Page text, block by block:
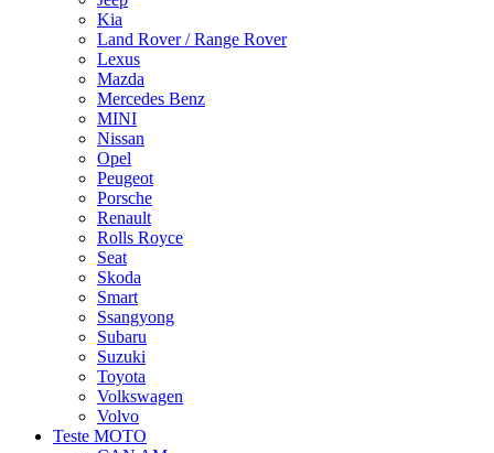
Kia
Land Rover / Range Rover
Lexus
Mazda
Mercedes Benz
MINI
Nissan
Opel
Peugeot
Porsche
Renault
Rolls Royce
Seat
Skoda
Smart
Ssangyong
Subaru
Suzuki
Toyota
Volkswagen
Volvo
Teste MOTO